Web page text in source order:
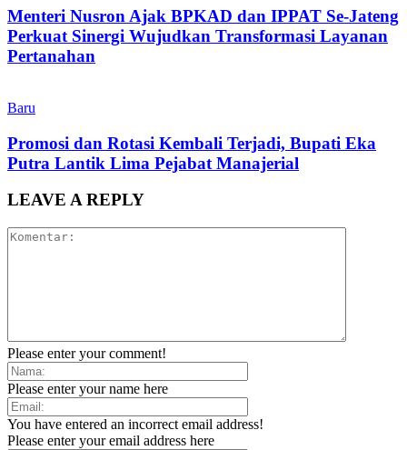
Menteri Nusron Ajak BPKAD dan IPPAT Se-Jateng
Perkuat Sinergi Wujudkan Transformasi Layanan
Pertanahan
Baru
Promosi dan Rotasi Kembali Terjadi, Bupati Eka
Putra Lantik Lima Pejabat Manajerial
LEAVE A REPLY
Please enter your comment!
Please enter your name here
You have entered an incorrect email address!
Please enter your email address here